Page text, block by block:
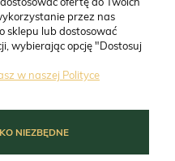
przez nas
sklepu lub dostosować
wybierając opcję "Dostosuj
w naszej Polityce
NIEZBĘDNE